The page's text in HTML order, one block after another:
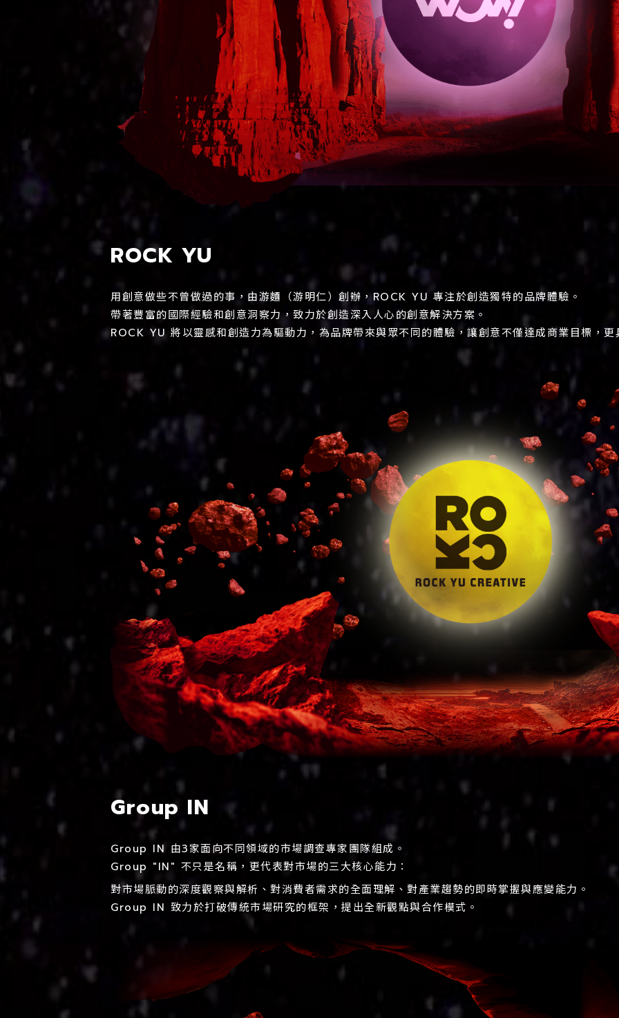
ROCK YU
用創意做些不曾做過的事，由游麵（游明仁）創辦，ROCK YU 專注於創造獨特的品牌體驗。
帶著豐富的國際經驗和創意洞察力，致力於創造深入人心的創意解決方案。
ROCK YU 將以靈感和創造力為驅動力，為品牌帶來與眾不同的體驗，讓創意不僅達成商業目標，更
Group IN
Group IN 由3家面向不同領域的市場調查專家團隊組成。
Group "IN" 不只是名稱，更代表對市場的三大核心能力：
對市場脈動的深度觀察與解析、對消費者需求的全面理解、對產業趨勢的即時掌握與應變能力。
Group IN 致力於打破傳統市場研究的框架，提出全新觀點與合作模式。